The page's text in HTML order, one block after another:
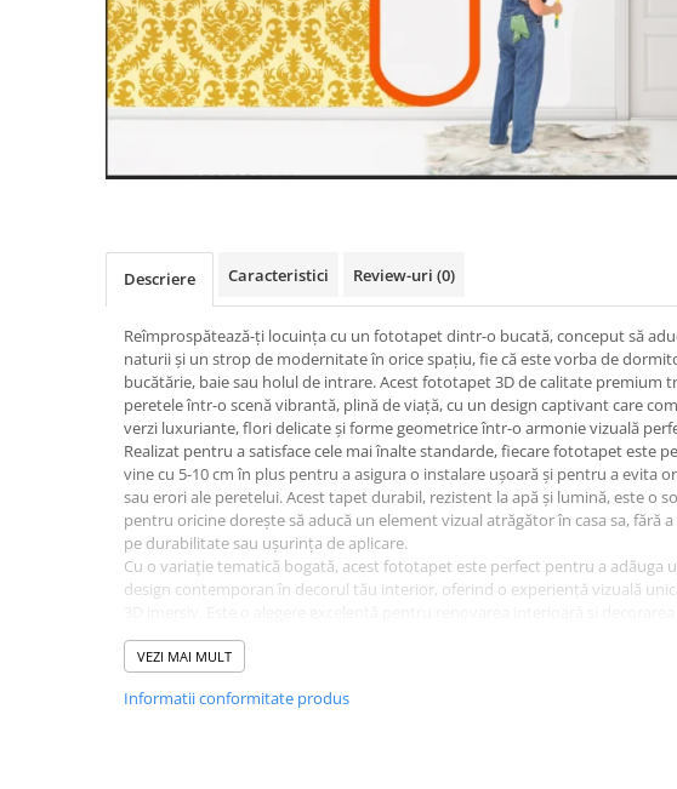
Descriere Caracteristici Review-uri (0)
Reîmprospătează-ți locuința cu un fototapet dintr-o bucată, conceput să
naturii și un strop de modernitate în orice spațiu, fie că este vorba de
bucătărie, baie sau holul de intrare. Acest fototapet 3D de calitate premium
peretele într-o scenă vibrantă, plină de viață, cu un design captivant care
verzi luxuriante, flori delicate și forme geometrice într-o armonie vizuală
Realizat pentru a satisface cele mai înalte standarde, fiecare fototapet este
vine cu 5-10 cm în plus pentru a asigura o instalare ușoară și pentru a evita
sau erori ale peretelui. Acest tapet durabil, rezistent la apă și lumină, este o
pentru oricine dorește să aducă un element vizual atrăgător în casa sa, fără
pe durabilitate sau ușurința de aplicare.
Cu o variație tematică bogată, acest fototapet este perfect pentru a adăuga
design contemporan în decorul tău interior, oferind o experiență vizuală
adăugând o notă de înfrumusețare și un decor contemporan oricărei camere.
VEZI MAI MULT
Informatii conformitate produs